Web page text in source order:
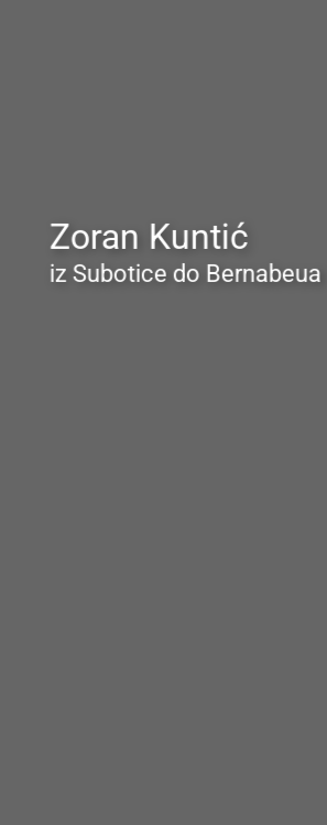
Zoran Kuntić
iz Subotice do Bernabeua